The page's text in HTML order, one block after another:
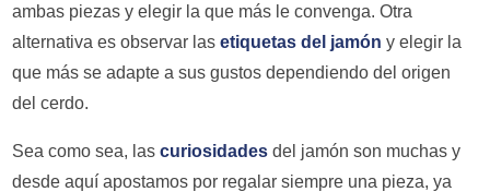
ambas piezas y elegir la que más le convenga. Otra
alternativa es observar lasetiquetas del jamón y elegir la
que más se adapte a sus gustos dependiendo del origen
del cerdo.
Sea como sea, lascuriosidades del jamón son muchas y
desde aquí apostamos por regalar siempre una pieza, ya